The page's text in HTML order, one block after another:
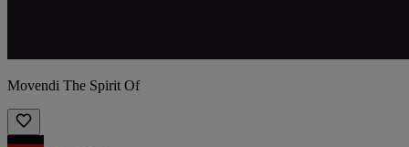
Movendi The Spirit Of